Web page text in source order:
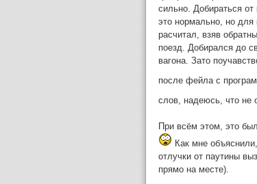
сильно. Добираться
это нормально, но для
расчитал, взяв
поезд. Добирался до
вагона. Зато
после фейла с
слов, надеюсь, что не
При всём этом, это
Как мне
отлучки от паутины
прямо на месте).